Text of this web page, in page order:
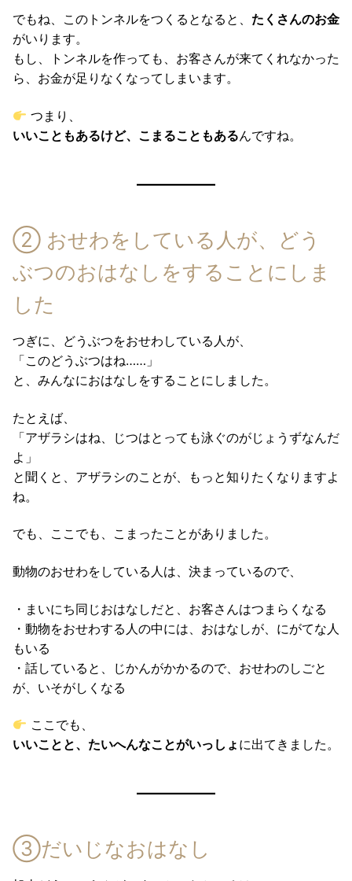
でもね、このトンネルをつくるとなると、 たくさんのお金
がいります。
もし、トンネルを作っても、お客さんが来てくれなかった
ら、お金が足りなくなってしまいます。
つまり、
いいこともあるけど、こまることもあるんですね。
② おせわをしている人が、どう
ぶつのおはなしをすることにしま
した
つぎに、どうぶつをおせわしている人が、
「このどうぶつはね……」
と、みんなにおはなしをすることにしました。
たとえば、
「アザラシはね、じつはとっても泳ぐのがじょうずなんだ
よ」
と聞くと、アザラシのことが、もっと知りたくなりますよ
ね。
でも、ここでも、こまったことがありました。
動物のおせわをしている人は、決まっているので、
・まいにち同じおはなしだと、お客さんはつまらくなる
・動物をおせわする人の中には、おはなしが、にがてな人
もいる
・話していると、じかんがかかるので、おせわのしごと
が、いそがしくなる
ここでも、
いいことと、たいへんなことがいっしょ に出てきました。
③だいじなおはなし